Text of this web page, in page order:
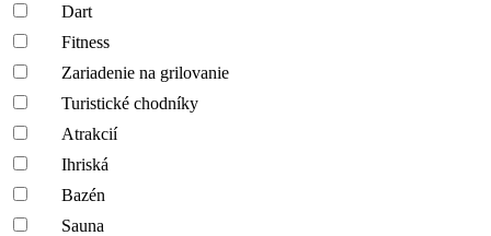
Dart
Fitness
Zariadenie na grilovanie
Turistické chodníky
Atrakcií
Ihriská
Bazén
Sauna